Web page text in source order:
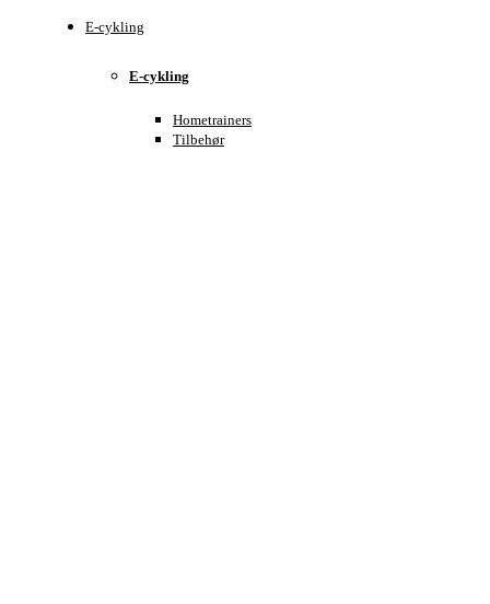
E-cykling
E-cykling
Hometrainers
Tilbehør